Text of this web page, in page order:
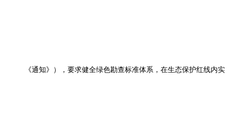
《通知》），要求健全绿色勘查标准体系，在生态保护红线内实